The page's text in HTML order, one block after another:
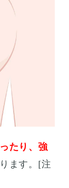
たり、強
ます。[注